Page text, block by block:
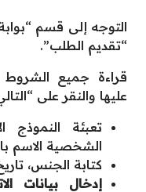
التوجه إلى قسم
“تقديم الطلب”.
قراءة جميع الشروط
عليها والنقر على
تعبئة النموذج
الشخصية الاسم
كتابة الجنس،
إدخال بيانات